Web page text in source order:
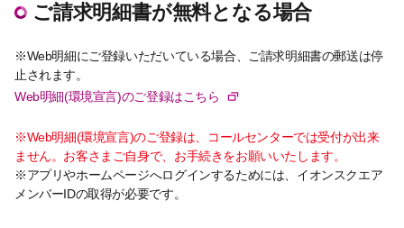
ご請求明細書が無料となる場合
※Web明細にご登録いただいている場合、ご請求明細書の郵送は停
止されます。
Web明細(環境宣言)のご登録はこちら
※Web明細(環境宣言)のご登録は、コールセンターでは受付が出来
ません。お客さまご自身で、お手続きをお願いいたします。
※アプリやホームページへログインするためには、イオンスクエア
メンバーIDの取得が必要です。